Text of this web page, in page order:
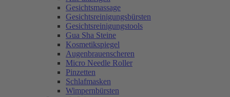
Gesichtsmassage
Gesichtsreinigungsbürsten
Gesichtsreinigungstools
Gua Sha Steine
Kosmetikspiegel
Augenbrauenscheren
Micro Needle Roller
Pinzetten
Schlafmasken
Wimpernbürsten